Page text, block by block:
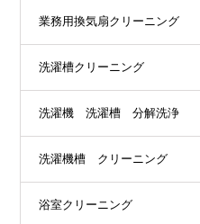
業務用換気扇クリーニング
洗濯槽クリーニング
洗濯機 洗濯槽 分解洗浄
洗濯機槽 クリーニング
浴室クリーニング